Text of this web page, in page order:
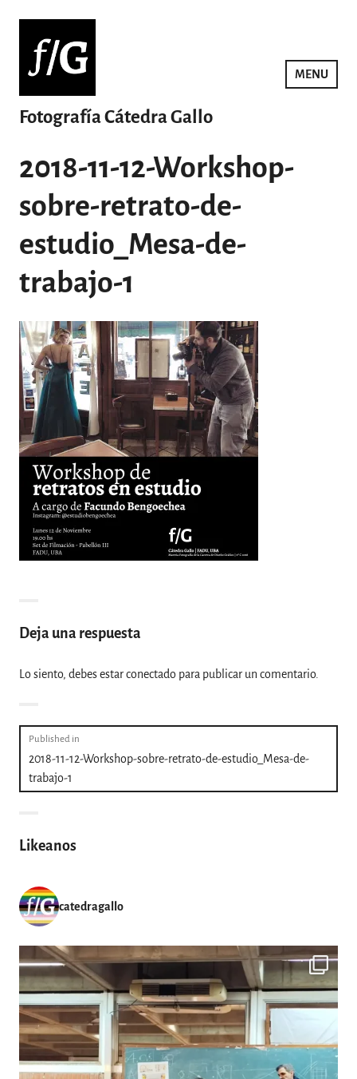
contenido
Fotografía Cátedra Gallo
MENU
2018-11-12-Workshop-
sobre-retrato-de-
estudio_Mesa-de-
trabajo-1
Deja una respuesta
Lo siento, debes estarconectado para publicar un comentario.
Navegación
de
entradas
Published in
2018-11-12-Workshop-sobre-retrato-de-estudio_Mesa-de-
trabajo-1
Likeanos
catedragallo